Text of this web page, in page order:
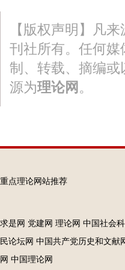
【版权声明】凡
刊社所有。任何
制、转载、摘编
源为理论网 。
重点理论网站推荐
求是网 党建网 理论网 中国社会
民论坛网 中国共产党历史和文献
网 中国理论网